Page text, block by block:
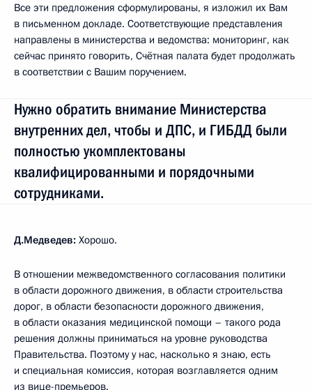
Все эти предложения сформулированы, я изложил их Вам
в письменном докладе. Соответствующие представления
направлены в министерства и ведомства: мониторинг, как
сейчас принято говорить, Счётная палата будет продолжать
в соответствии с Вашим поручением.
Нужно обратить внимание Министерства
внутренних дел, чтобы и ДПС, и ГИБДД были
полностью укомплектованы
квалифицированными и порядочными
сотрудниками.
Д.Медведев: Хорошо.
В отношении межведомственного согласования политики
в области дорожного движения, в области строительства
дорог, в области безопасности дорожного движения,
в области оказания медицинской помощи – такого рода
решения должны приниматься на уровне руководства
Правительства. Поэтому у нас, насколько я знаю, есть
и специальная комиссия, которая возглавляется одним
из вице-премьеров.